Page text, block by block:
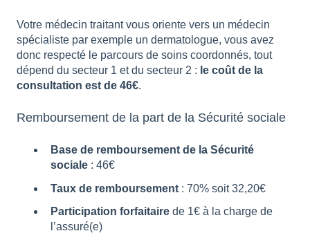
Votre médecin traitant vous oriente vers un médecin
spécialiste par exemple un dermatologue, vous avez
donc respecté le parcours de soins coordonnés, tout
dépend du secteur 1 et du secteur 2 : le coût de la
consultation est de 46€.
Remboursement de la part de la Sécurité sociale
Base de remboursement de la Sécurité
sociale : 46€
Taux de remboursement : 70% soit 32,20€
Participation forfaitaire de 1€ à la charge de
l’assuré(e)